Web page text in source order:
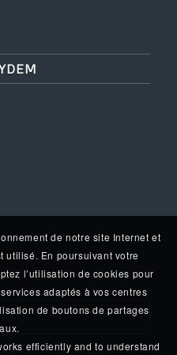
de notre site Internet et
utilisé. En poursuivant votre
l’utilisation de cookies pour
adaptés à vos centres
de boutons de partages
efficiently and to understand